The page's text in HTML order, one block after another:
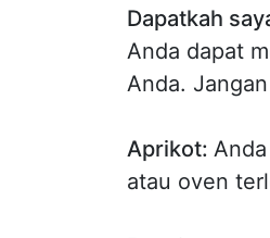
Dapatkah
Anda dapat
Anda.
Aprikot:
atau oven